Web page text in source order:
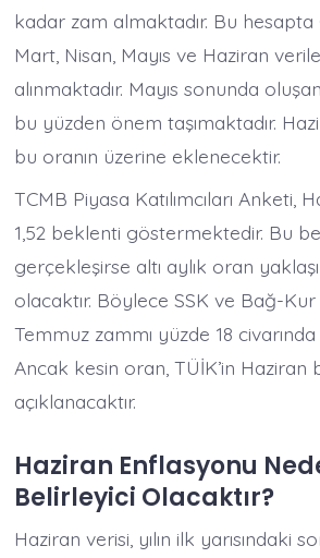
kadar zam almaktadır. Bu hesapta
Mart, Nisan, Mayıs ve Haziran
alınmaktadır. Mayıs sonunda
bu yüzden önem taşımaktadır.
bu oranın üzerine eklenecektir.
TCMB Piyasa Katılımcıları Anketi,
1,52 beklenti göstermektedir. Bu
gerçekleşirse altı aylık oran
olacaktır. Böylece SSK ve Bağ-
Temmuz zammı yüzde 18
Ancak kesin oran, TÜİK’in Haziran
açıklanacaktır.
Haziran Enflasyonu
Belirleyici Olacaktır?
Haziran verisi, yılın ilk yarısındaki